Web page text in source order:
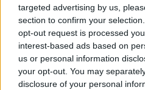
targeted advertising by us,
section to confirm your
opt-out request is processed
interest-based ads based on
us or personal information
your opt-out. You may
disclosure of your personal
A fennmaradt régebbi